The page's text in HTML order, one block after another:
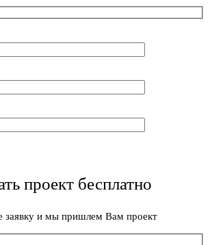
проект бесплатно
заявку и мы пришлем Вам проект